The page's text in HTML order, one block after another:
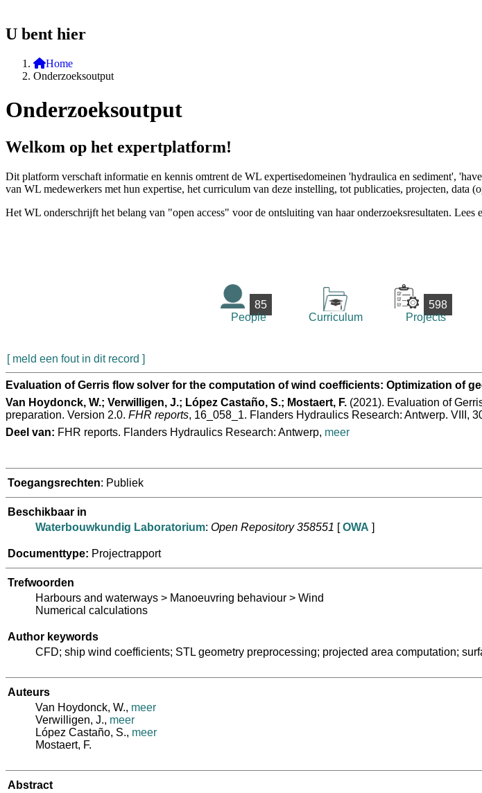
U bent hier
Home
Onderzoeksoutput
Onderzoeksoutput
Welkom op het expertplatform!
Dit platform verschaft informatie en kennis omtrent de WL expertisedomeinen 'hydraulica en sediment',
van WL medewerkers met hun expertise, het curriculum van deze instelling, tot publicaties, projecten, data
Het WL onderschrijft het belang van "open access" voor de ontsluiting van haar onderzoeksresultaten. Lees
85
People
Curriculum
598
Projects
[ meld een fout in dit record ]
Evaluation of Gerris flow solver for the computation of wind coefficients: Optimization of
Van Hoydonck, W.; Verwilligen, J.; López Castaño, S.; Mostaert, F. (2021). Evaluation of
preparation. Version 2.0. FHR reports, 16_058_1. Flanders Hydraulics Research: Antwerp. VIII,
Deel van: FHR reports. Flanders Hydraulics Research: Antwerp, meer
Toegangsrechten: Publiek
Beschikbaar in
Waterbouwkundig Laboratorium: Open Repository 358551 [OWA ]
Documenttype: Projectrapport
Trefwoorden
Harbours and waterways > Manoeuvring behaviour > Wind
Numerical calculations
Author keywords
CFD; ship wind coefficients; STL geometry preprocessing; projected area computation;
Auteurs
Van Hoydonck, W., meer
Verwilligen, J., meer
López Castaño, S., meer
Mostaert, F.
Abstract